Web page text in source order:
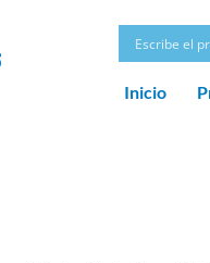
Inicio